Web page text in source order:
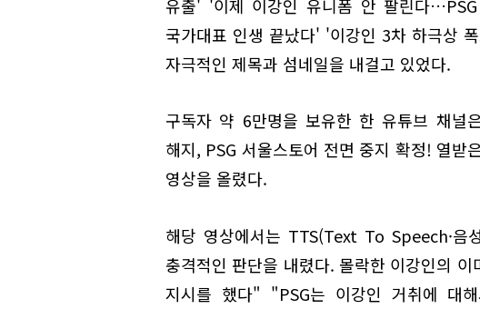
유출' '이제 이강인 유니폼 안 팔린다
국가대표 인생 끝났다' '이강인 3차 하극상
자극적인 제목과 섬네일을 내걸고 있었다.
구독자 약 6만명을 보유한 한 유튜브 채
해지, PSG 서울스토어 전면 중지 확정! 열받
영상을 올렸다.
해당 영상에서는 TTS(Text To Speech·음
충격적인 판단을 내렸다. 몰락한 이강인의
지시를 했다" "PSG는 이강인 거취에 대